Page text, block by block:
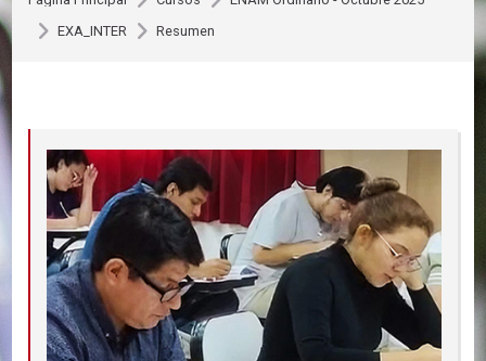
EXA_INTER
Resumen